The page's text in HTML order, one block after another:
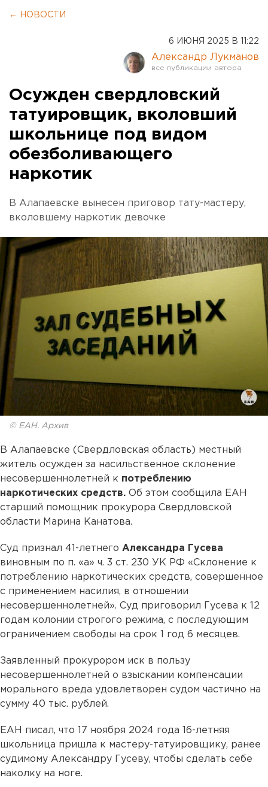
← НОВОСТИ
6 ИЮНЯ 2025 В 11:22
Александр Лукманов
Осужден свердловский
татуировщик, вколовший
школьнице под видом
обезболивающего
наркотик
В Алапаевске вынесен приговор тату-мастеру,
вколовшему наркотик девочке
© ЕАН. Архив
В Алапаевске (Свердловская область) местный
житель осужден за насильственное склонение
несовершеннолетней к потреблению
наркотических средств. Об этом сообщила ЕАН
старший помощник прокурора Свердловской
области Марина Канатова.
Суд признал 41-летнего Александра Гусева
виновным по п. «а» ч. 3 ст. 230 УК РФ «Склонение к
потреблению наркотических средств, совершенное
с применением насилия, в отношении
несовершеннолетней». Суд приговорил Гусева к 12
годам колонии строгого режима, с последующим
ограничением свободы на срок 1 год 6 месяцев.
Заявленный прокурором иск в пользу
несовершеннолетней о взыскании компенсации
морального вреда удовлетворен судом частично на
сумму 40 тыс. рублей.
ЕАН писал, что 17 ноября 2024 года 16-летняя
школьница пришла к мастеру-татуировщику, ранее
судимому Александру Гусеву, чтобы сделать себе
наколку на ноге.